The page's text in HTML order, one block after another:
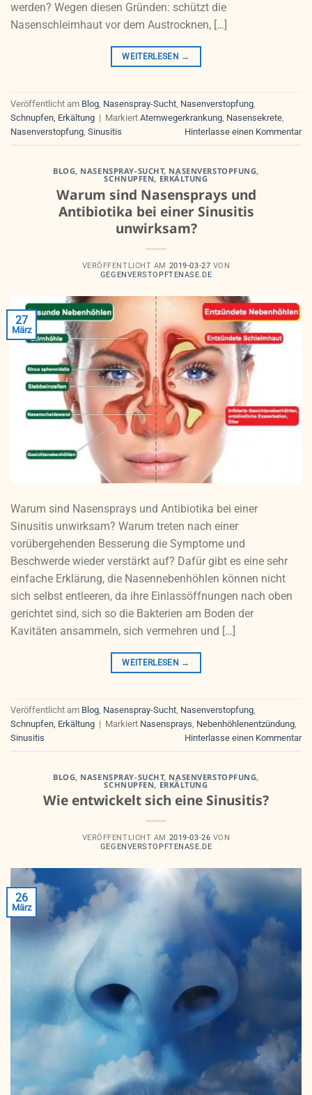
werden? Wegen diesen Gründen: schützt die
Nasenschleimhaut vor dem Austrocknen, […]
WEITERLESEN →
Veröffentlicht am Blog, Nasenspray-Sucht, Nasenverstopfung,
Schnupfen, Erkältung | Markiert Atemwegerkrankung, Nasensekrete,
Nasenverstopfung, Sinusitis Hinterlasse einen Kommentar
BLOG, NASENSPRAY-SUCHT, NASENVERSTOPFUNG,
SCHNUPFEN, ERKÄLTUNG
Warum sind Nasensprays und
Antibiotika bei einer Sinusitis
unwirksam?
VERÖFFENTLICHT AM 2019-03-27 VON
GEGENVERSTOPFTENASE.DE
27
März
Warum sind Nasensprays und Antibiotika bei einer
Sinusitis unwirksam? Warum treten nach einer
vorübergehenden Besserung die Symptome und
Beschwerde wieder verstärkt auf? Dafür gibt es eine sehr
einfache Erklärung, die Nasennebenhöhlen können nicht
sich selbst entleeren, da ihre Einlassöffnungen nach oben
gerichtet sind, sich so die Bakterien am Boden der
Kavitäten ansammeln, sich vermehren und […]
WEITERLESEN →
Veröffentlicht am Blog, Nasenspray-Sucht, Nasenverstopfung,
Schnupfen, Erkältung | Markiert Nasensprays, Nebenhöhlenentzündung,
Sinusitis
Hinterlasse einen Kommentar
BLOG, NASENSPRAY-SUCHT, NASENVERSTOPFUNG,
SCHNUPFEN, ERKÄLTUNG
Wie entwickelt sich eine Sinusitis?
VERÖFFENTLICHT AM 2019-03-26 VON
GEGENVERSTOPFTENASE.DE
26
März